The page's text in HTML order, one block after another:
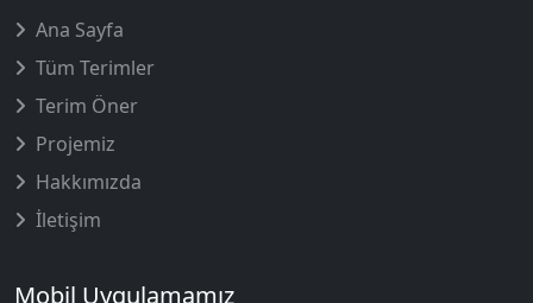
Ana Sayfa
Tüm Terimler
Terim Öner
Projemiz
Hakkımızda
İletişim
Mobil Uygulamamız